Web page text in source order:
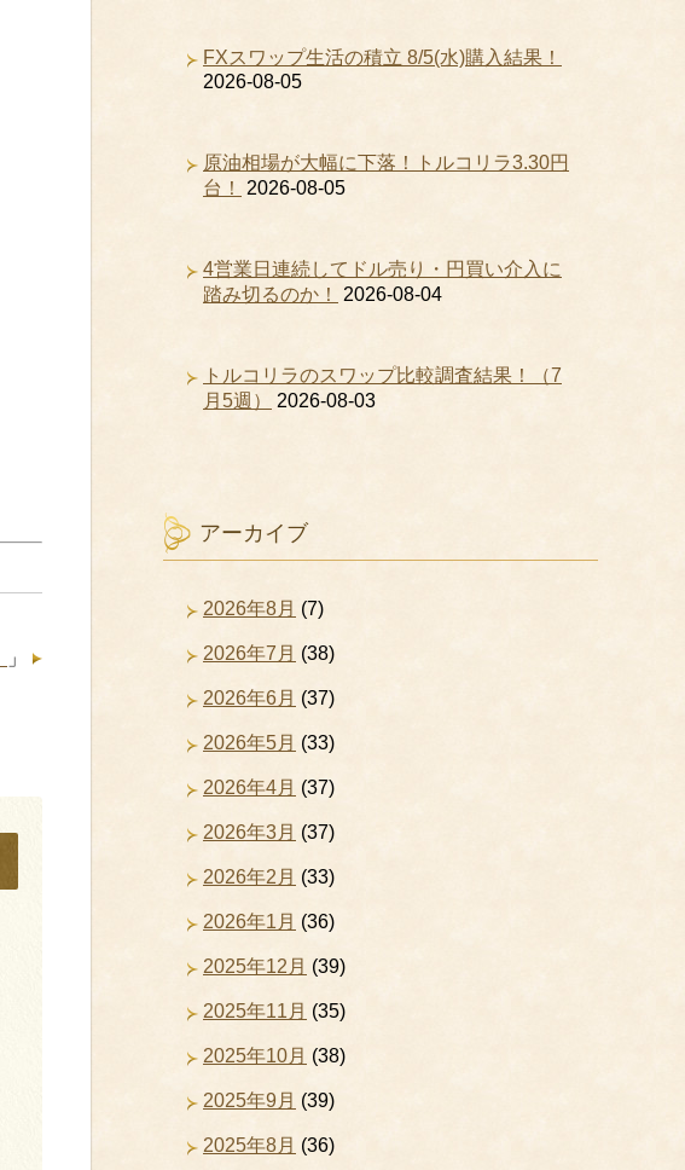
」
FXスワップ生活の積立 8/5(水)購入結果！
2026-08-05
原油相場が大幅に下落！トルコリラ3.30円
台！
2026-08-05
4営業日連続してドル売り・円買い介入に
踏み切るのか！
2026-08-04
トルコリラのスワップ比較調査結果！（7
月5週）
2026-08-03
アーカイブ
2026年8月 (7)
2026年7月 (38)
2026年6月 (37)
2026年5月 (33)
2026年4月 (37)
2026年3月 (37)
2026年2月 (33)
2026年1月 (36)
2025年12月 (39)
2025年11月 (35)
2025年10月 (38)
2025年9月 (39)
2025年8月 (36)